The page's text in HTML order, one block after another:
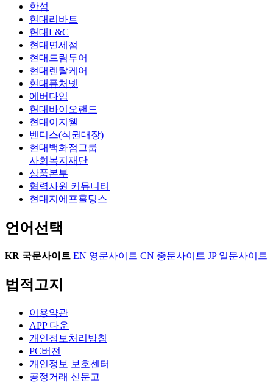
한섬
현대리바트
현대L&C
현대면세점
현대드림투어
현대렌탈케어
현대퓨처넷
에버다임
현대바이오랜드
현대이지웰
벤디스(식권대장)
현대백화점그룹
사회복지재단
상품본부
협력사원 커뮤니티
현대지에프홀딩스
언어선택
KR 국문사이트 EN 영문사이트 CN 중문사이트 JP일문사이트
법적고지
이용약관
APP 다운
개인정보처리방침
PC버전
개인정보 보호센터
공정거래 신문고